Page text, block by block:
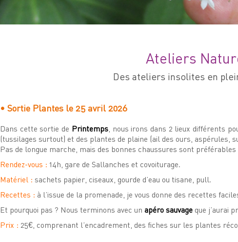
Ateliers
Des ateliers insolites en
• Sortie Plantes le 25 avril 2026
Dans cette sortie de Printemps, nous irons dans 2 lieux différents
(tussilages surtout) et des plantes de plaine (ail des ours, aspérules,
Pas de longue marche, mais des bonnes chaussures sont préférables
Rendez-vous : 14h, gare de Sallanches et covoiturage.
Matériel : sachets papier, ciseaux, gourde d’eau ou tisane, pull.
Recettes : à l’issue de la promenade, je vous donne des recettes
Et pourquoi pas ? Nous terminons avec un apéro sauvage que j’aurai
Prix : 25€, comprenant l’encadrement, des fiches sur les plantes